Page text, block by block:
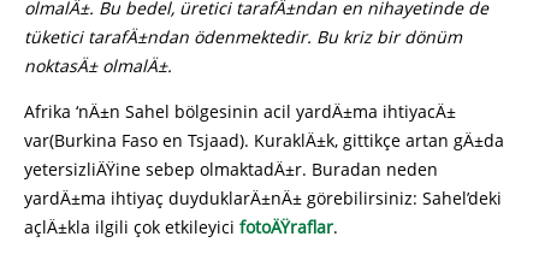
olmalÄ±. Bu bedel, üretici tarafÄ±ndan en nihayetinde de
tüketici tarafÄ±ndan ödenmektedir. Bu kriz bir dönüm
noktasÄ± olmalÄ±.
Afrika ‘nÄ±n Sahel bölgesinin acil yardÄ±ma ihtiyacÄ±
var(Burkina Faso en Tsjaad). KuraklÄ±k, gittikçe artan gÄ±da
yetersizliÄŸine sebep olmaktadÄ±r. Buradan neden
yardÄ±ma ihtiyaç duyduklarÄ±nÄ± görebilirsiniz: Sahel’deki
açlÄ±kla ilgili çok etkileyici fotoÄŸraflar.